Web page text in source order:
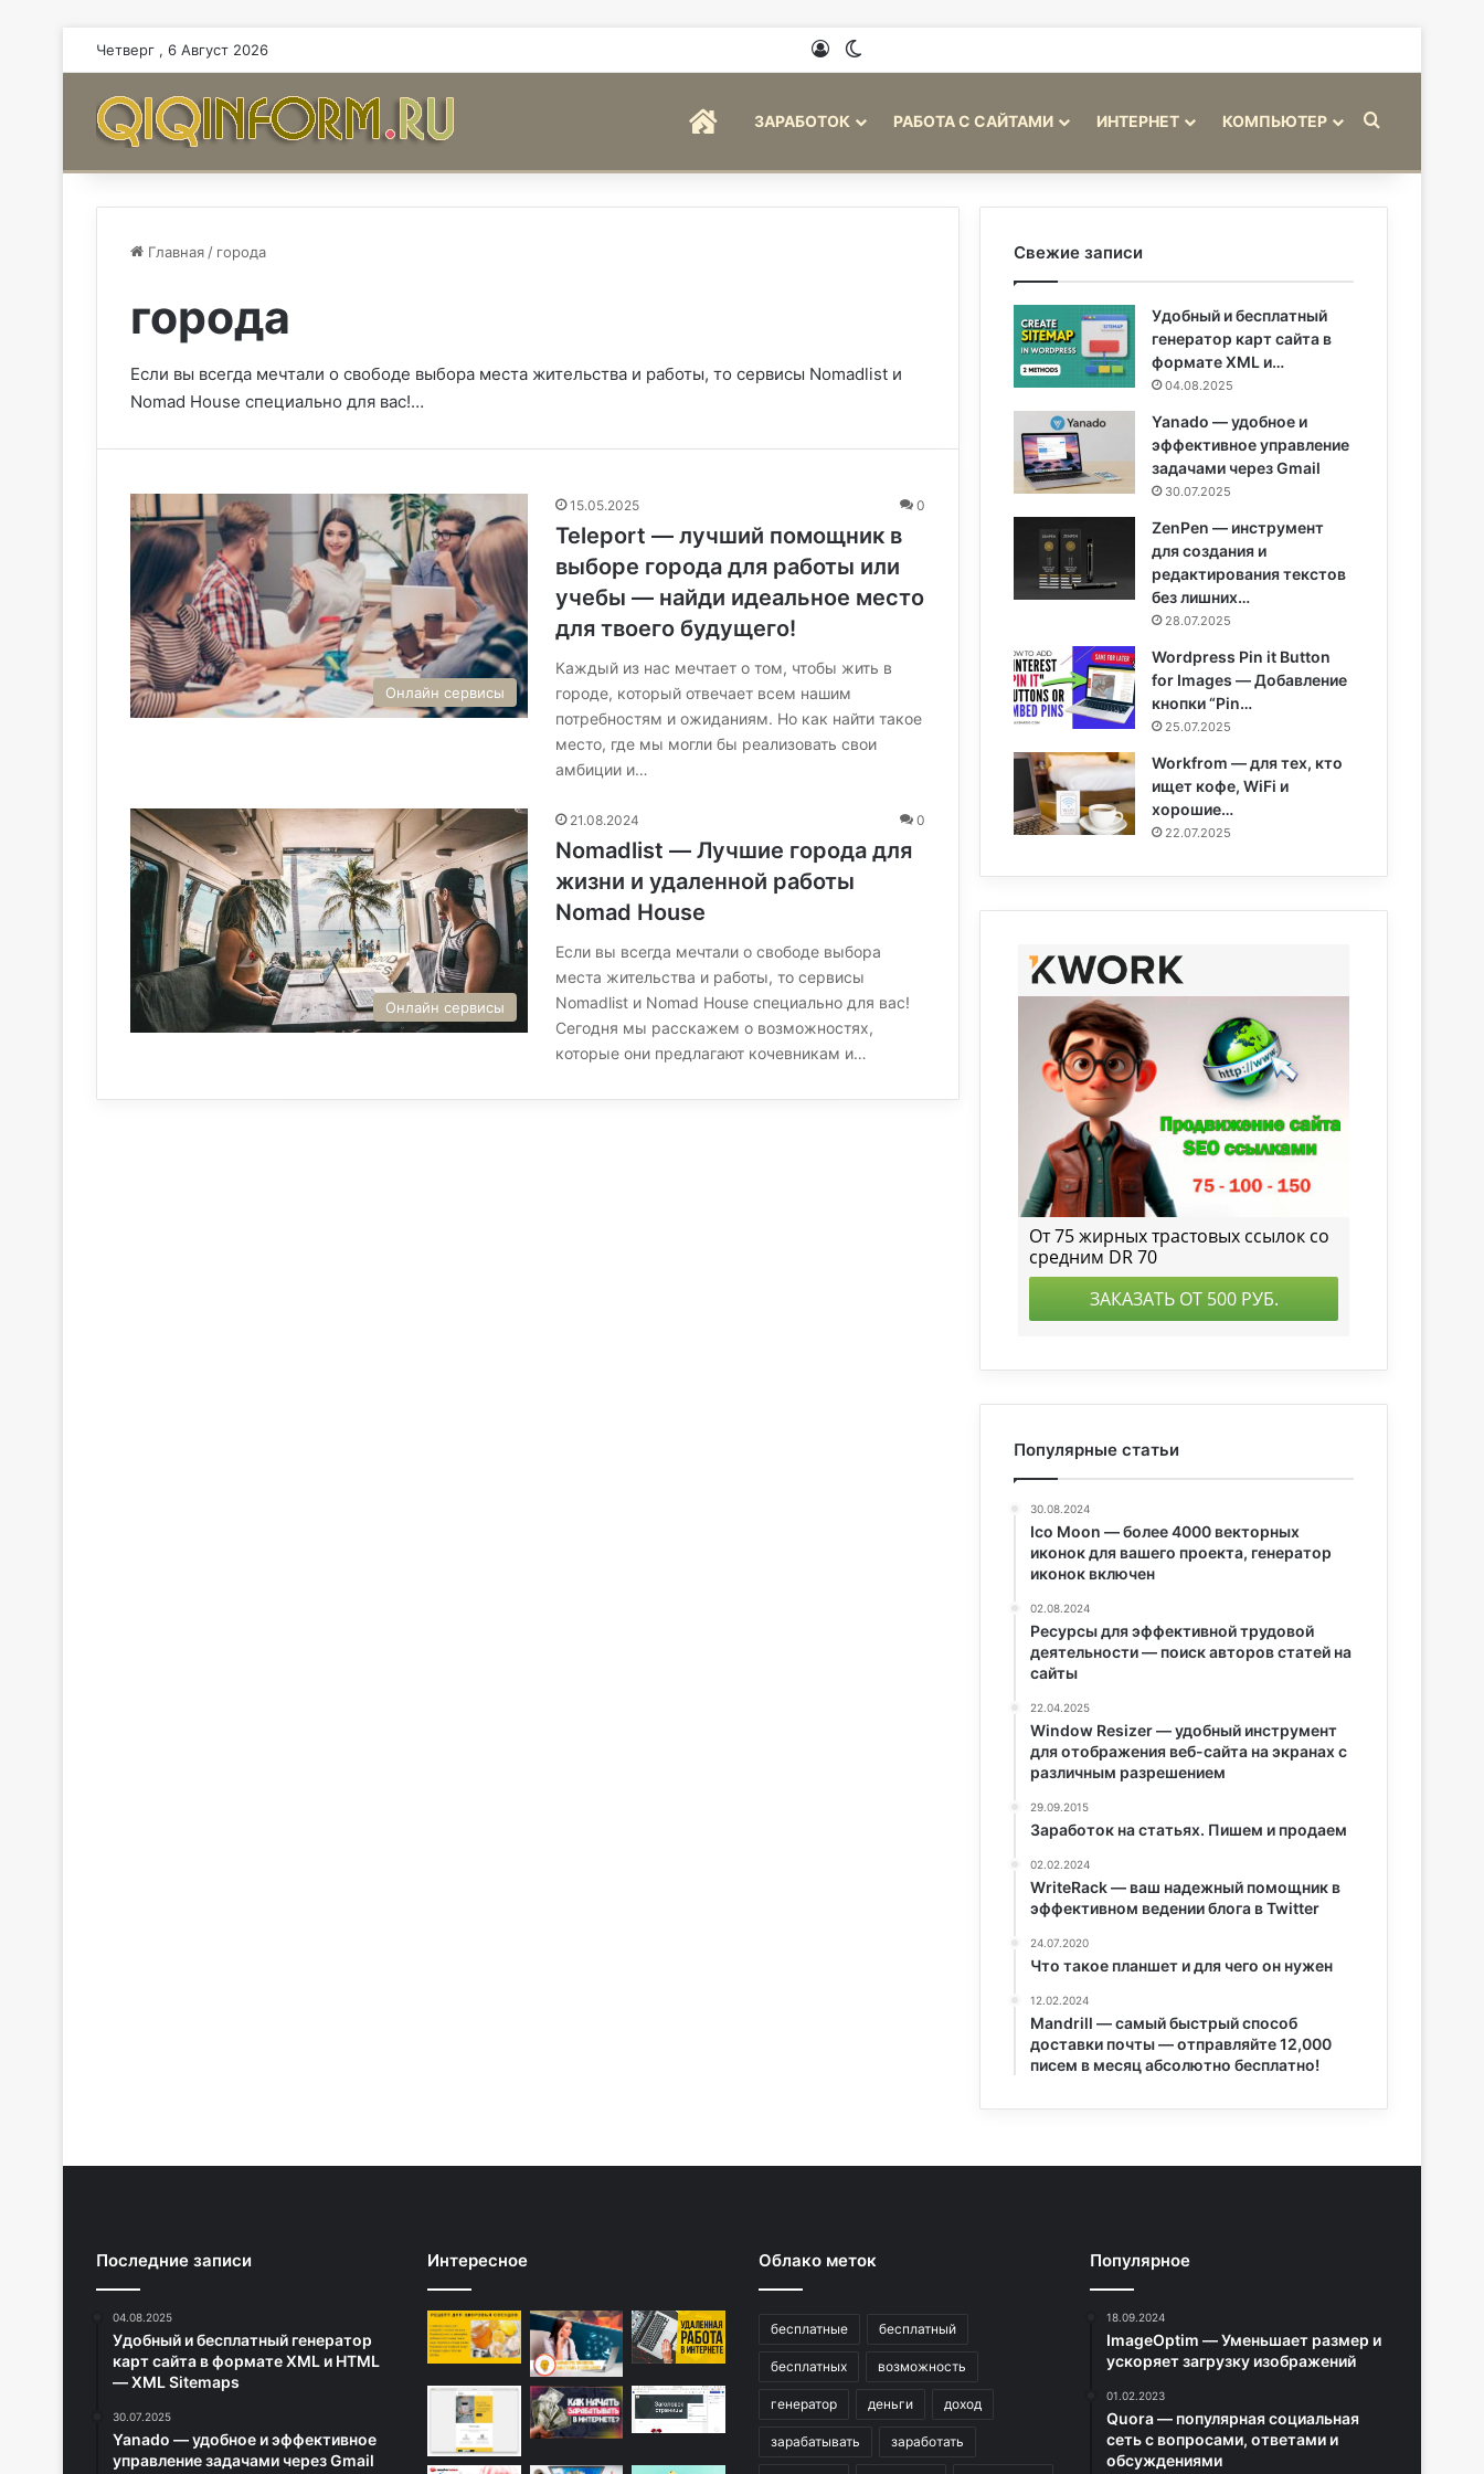
Четверг , 6 Август 2026 Войти
ГЛАВНАЯЗАРАБОТОК РАБОТА С САЙТАМИ ИНТЕРНЕТ КОМПЬЮТЕР
Главная / города
города
Если вы всегда мечтали о свободе выбора места жительства и работы, то сервисы Nomadlist и
Nomad House специально для вас!…
Онлайн сервисы
15.05.2025 0
Teleport — лучший помощник в
выборе города для работы или
учебы — найди идеальное место
для твоего будущего!
Каждый из нас мечтает о том, чтобы жить в
городе, который отвечает всем нашим
потребностям и ожиданиям. Но как найти такое
место, где мы могли бы реализовать свои
амбиции и…
Онлайн сервисы
21.08.2024 0
Nomadlist — Лучшие города для
жизни и удаленной работы
Nomad House
Если вы всегда мечтали о свободе выбора
места жительства и работы, то сервисы
Nomadlist и Nomad House специально для вас!
Сегодня мы расскажем о возможностях,
которые они предлагают кочевникам и…
Свежие записи
Удобный и бесплатный
генератор карт сайта в
формате XML и…
04.08.2025
Yanado — удобное и
эффективное управление
задачами через Gmail
30.07.2025
ZenPen — инструмент
для создания и
редактирования текстов
без лишних…
28.07.2025
Wordpress Pin it Button
for Images — Добавление
кнопки “Pin…
25.07.2025
Workfrom — для тех, кто
ищет кофе, WiFi и
хорошие…
22.07.2025
Популярные статьи
30.08.2024
Ico Moon — более 4000 векторных
иконок для вашего проекта, генератор
иконок включен
02.08.2024
Ресурсы для эффективной трудовой
деятельности — поиск авторов статей на
сайты
22.04.2025
Window Resizer — удобный инструмент
для отображения веб-сайта на экранах с
различным разрешением
29.09.2015
Заработок на статьях. Пишем и продаем
02.02.2024
WriteRack — ваш надежный помощник в
эффективном ведении блога в Twitter
24.07.2020
Что такое планшет и для чего он нужен
12.02.2024
Mandrill — самый быстрый способ
доставки почты — отправляйте 12,000
писем в месяц абсолютно бесплатно!
Последние записи
04.08.2025
Удобный и бесплатный генератор
карт сайта в формате XML и HTML
— XML Sitemaps
30.07.2025
Yanado — удобное и эффективное
управление задачами через Gmail
Интересное Облако меток
бесплатные бесплатный
бесплатных возможность
генератор деньги доход
зарабатывать заработать
Популярное
18.09.2024
ImageOptim — Уменьшает размер и
ускоряет загрузку изображений
01.02.2023
Quora — популярная социальная
сеть с вопросами, ответами и
обсуждениями